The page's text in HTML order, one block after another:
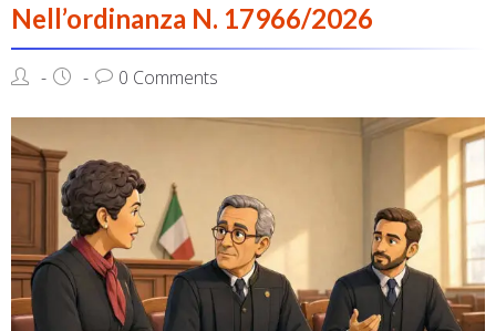
Nell’ordinanza N. 17966/2026
0 Comments